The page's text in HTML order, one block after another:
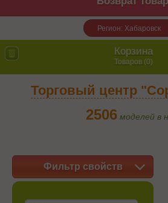
Регион: Хабаровск
Корзина
Товаров (0)
Торговый центр
2506 моделей в
Фильтр свойств